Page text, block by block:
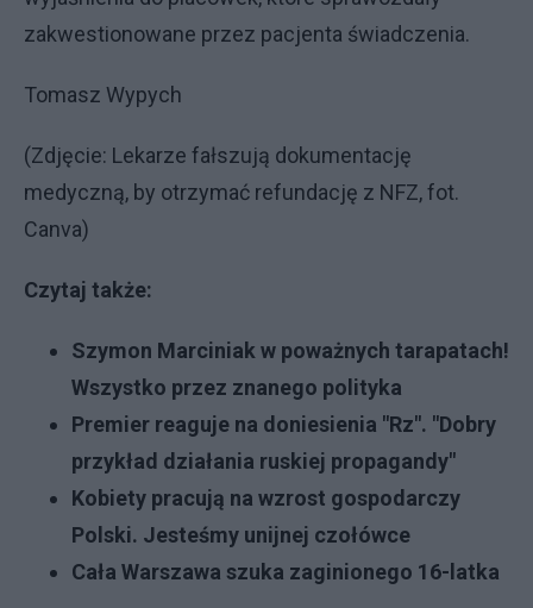
zakwestionowane przez pacjenta świadczenia.
Tomasz Wypych
(Zdjęcie: Lekarze fałszują dokumentację
medyczną, by otrzymać refundację z NFZ, fot.
Canva)
Czytaj także:
Szymon Marciniak w poważnych tarapatach!
Wszystko przez znanego polityka
Premier reaguje na doniesienia "Rz". "Dobry
przykład działania ruskiej propagandy"
Kobiety pracują na wzrost gospodarczy
Polski. Jesteśmy unijnej czołówce
Cała Warszawa szuka zaginionego 16-latka